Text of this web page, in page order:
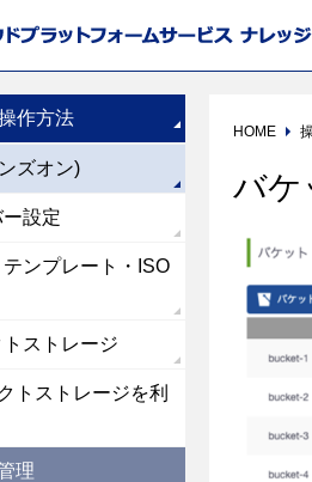
HOME
バケ
作方法
ズオン)
設定
ンプレート・ISO
ストレージ
トストレージを利
理